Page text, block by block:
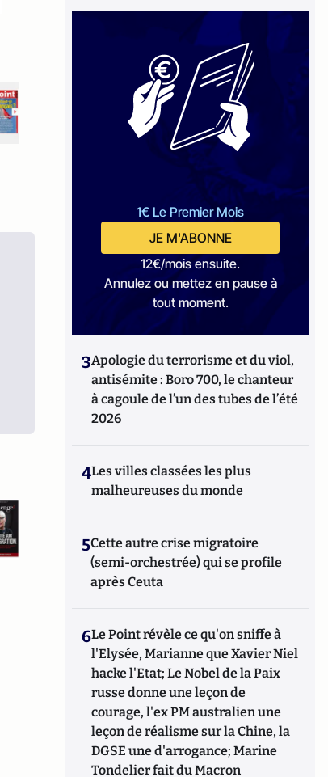
1€ Le Premier Mois
JE M'ABONNE
12€/mois ensuite.
Annulez ou mettez en pause à
tout moment.
3Apologie du terrorisme et du viol,
antisémite : Boro 700, le chanteur
à cagoule de l’un des tubes de l’été
2026
4Les villes classées les plus
malheureuses du monde
5Cette autre crise migratoire
(semi-orchestrée) qui se profile
après Ceuta
6Le Point révèle ce qu'on sniffe à
l'Elysée, Marianne que Xavier Niel
hacke l'Etat; Le Nobel de la Paix
russe donne une leçon de
courage, l'ex PM australien une
leçon de réalisme sur la Chine, la
DGSE une d'arrogance; Marine
Tondelier fait du Macron